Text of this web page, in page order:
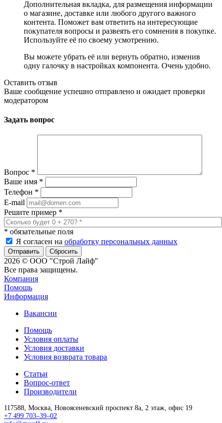
Дополнительная вкладка, для размещения информации
о магазине, доставке или любого другого важного
контента. Поможет вам ответить на интересующие
покупателя вопросы и развеять его сомнения в покупке.
Используйте её по своему усмотрению.
Вы можете убрать её или вернуть обратно, изменив
одну галочку в настройках компонента. Очень удобно.
Оставить отзыв
Ваше сообщение успешно отправлено и ожидает проверки
модератором
Задать вопрос
Вопрос *
Ваше имя *
Телефон *
E-mail
Решите пример *
* обязательные поля
Я согласен на обработку персональных данных
Сбросить
2026 © ООО "Строй Лайф"
Все права защищены.
Компания
Помощь
Информация
Вакансии
Помощь
Условия оплаты
Условия доставки
Условия возврата товара
Статьи
Вопрос-ответ
Производители
117588, Москва, Новоясеневский проспект 8а, 2 этаж, офис 19
+7 499 703–39–02